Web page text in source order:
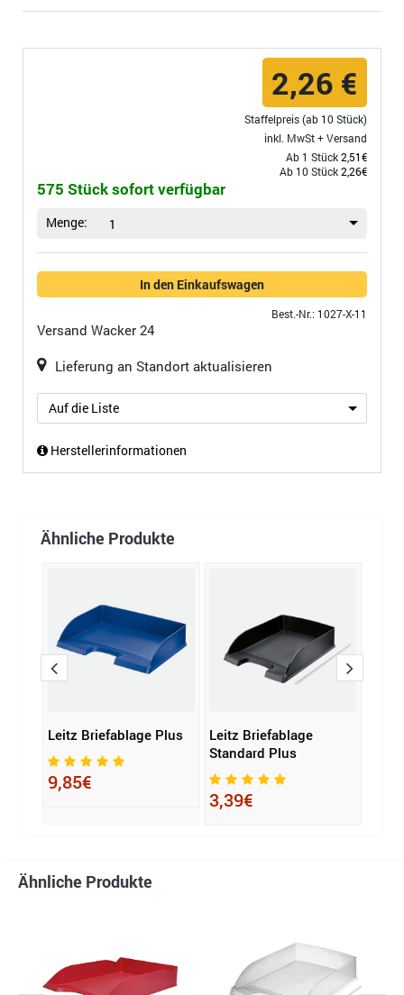
2,26 €
Staffelpreis (ab 10 Stück)
inkl. MwSt +Versand
Ab 1 Stück2,51€
Ab 10 Stück2,26€
575 Stück sofort verfügbar
Menge: 1
In den Einkaufswagen
Best.-Nr.: 1027-X-11
Versand Wacker 24
Lieferung an Standort aktualisieren
Auf die Liste
Herstellerinformationen
Ähnliche Produkte
Leitz Briefablage Plus
9,85€
Leitz Briefablage
Standard Plus
3,39€
Ähnliche Produkte